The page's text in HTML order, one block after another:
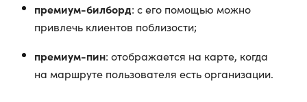
премиум-билборд: с его помощью можно
привлечь клиентов поблизости;
премиум-пин: отображается на карте, когда
на маршруте пользователя есть организации.